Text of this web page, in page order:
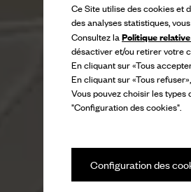
Ce Site utilise des cookies et
des analyses statistiques,
Consultez la Politique
désactiver et/ou retirer votre
En cliquant sur «Tous
En cliquant sur «Tous
Vous pouvez choisir les
"Configuration des cookies".
Configuration des